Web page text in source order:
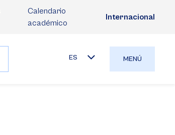
Calendario
académico
Internacional
ES MENÚ